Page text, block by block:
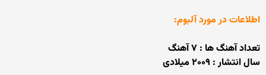
اطلاعات در مورد آلبوم:
تعداد آهنگ ها : ۷ آهنگ
سال انتشار : ۲۰۰۹ میلادی